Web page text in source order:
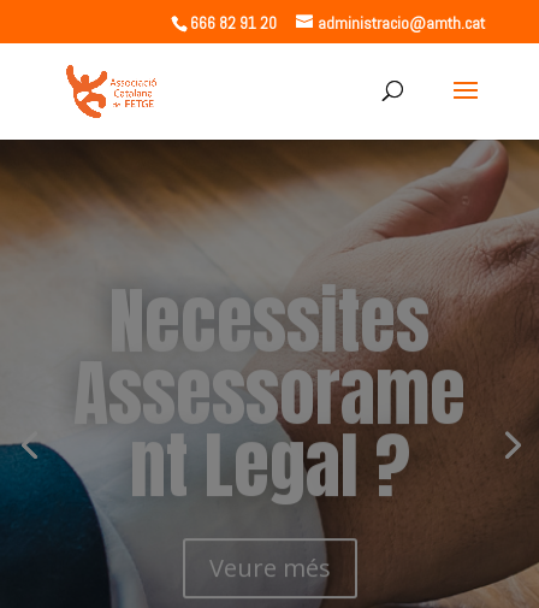
666 82 91 20 administracio@amth.cat
Necessites
Assessorame
nt Legal ?
Veure més